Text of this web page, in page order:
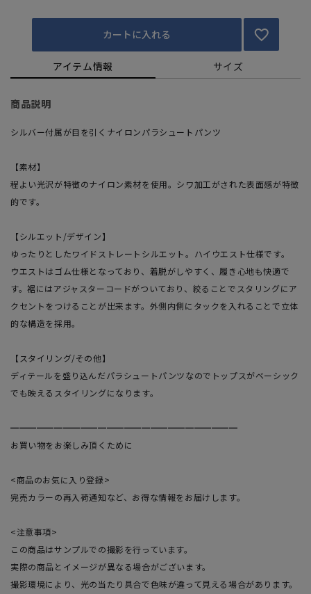
カートに入れる
アイテム情報 サイズ
商品説明
シルバー付属が目を引くナイロンパラシュートパンツ
【素材】
程よい光沢が特徴のナイロン素材を使用。シワ加工がされた表面感が特徴
的です。
【シルエット/デザイン】
ゆったりとしたワイドストレートシルエット。ハイウエスト仕様です。
ウエストはゴム仕様となっており、着脱がしやすく、履き心地も快適で
す。裾にはアジャスターコードがついており、絞ることでスタリングにア
クセントをつけることが出来ます。外側内側にタックを入れることで立体
的な構造を採用。
【スタイリング/その他】
ディテールを盛り込んだパラシュートパンツなのでトップスがベーシック
でも映えるスタイリングになります。
━━━━━━━━━━━━━━━━━━━━━━━━━━
お買い物をお楽しみ頂くために
<商品のお気に入り登録>
完売カラーの再入荷通知など、お得な情報をお届けします。
<注意事項>
この商品はサンプルでの撮影を行っています。
実際の商品とイメージが異なる場合がございます。
撮影環境により、光の当たり具合で色味が違って見える場合があります。